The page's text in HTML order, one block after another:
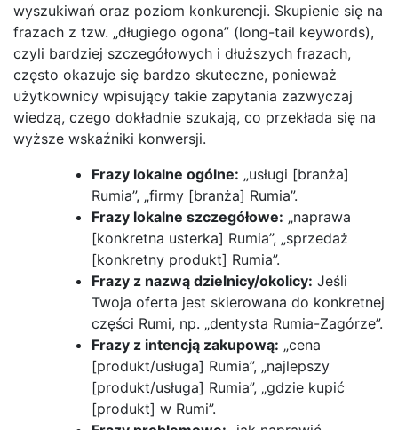
wyszukiwań oraz poziom konkurencji. Skupienie się na
frazach z tzw. „długiego ogona” (long-tail keywords),
czyli bardziej szczegółowych i dłuższych frazach,
często okazuje się bardzo skuteczne, ponieważ
użytkownicy wpisujący takie zapytania zazwyczaj
wiedzą, czego dokładnie szukają, co przekłada się na
wyższe wskaźniki konwersji.
Frazy lokalne ogólne: „usługi [branża]
Rumia”, „firmy [branża] Rumia”.
Frazy lokalne szczegółowe: „naprawa
[konkretna usterka] Rumia”, „sprzedaż
[konkretny produkt] Rumia”.
Frazy z nazwą dzielnicy/okolicy: Jeśli
Twoja oferta jest skierowana do konkretnej
części Rumi, np. „dentysta Rumia-Zagórze”.
Frazy z intencją zakupową: „cena
[produkt/usługa] Rumia”, „najlepszy
[produkt/usługa] Rumia”, „gdzie kupić
[produkt] w Rumi”.